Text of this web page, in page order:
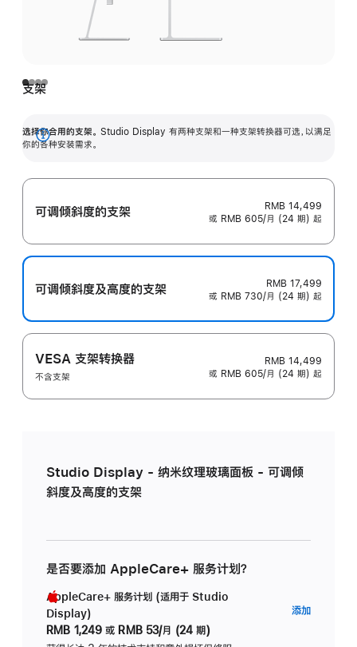
支架
选择你合用的支架。 Studio Display 有两种支架和一种支架转换器可选，以满足
你的各种安装需求。
展
可调倾斜度的支架
RMB 14,499
或 RMB 605/月 (24 期) 起
可调倾斜度及高‍度的支‍架
RMB 17,499
或 RMB 730/月 (24 期) 起
VESA 支架转换器
不含支架
RMB 14,499
或 RMB 605/月 (24 期) 起
Studio Display - 纳米纹理玻璃面板 - 可调倾
斜度及高度的支架
是否要添加 AppleCare+ 服务计划？
AppleCare+ 服务计划 (适用于 Studio
Display)
RMB 1,249 或 RMB 53/月 (24 期)
添加